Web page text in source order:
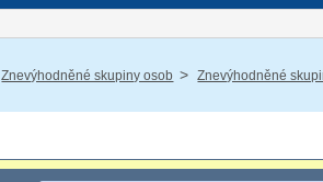
Znevýhodněné skupiny osob / Znevýhodněné